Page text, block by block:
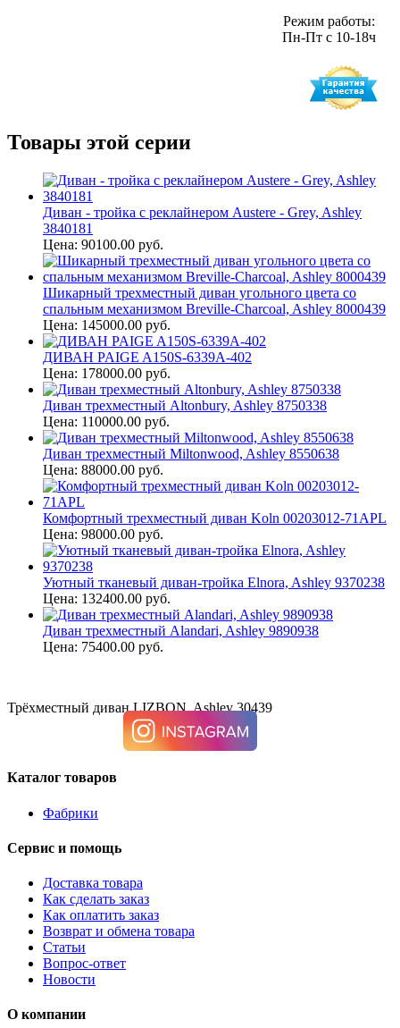
Режим работы:
Пн-Пт с 10-18ч
Товары этой серии
Диван - тройка с реклайнером Austere - Grey, Ashley
3840181
Цена: 90100.00 руб.
Шикарный трехместный диван угольного цвета cо
спальным механизмом Breville-Charcoal, Ashley 8000439
Цена: 145000.00 руб.
ДИВАН PAIGE A150S-6339A-402
Цена: 178000.00 руб.
Диван трехместный Altonbury, Ashley 8750338
Цена: 110000.00 руб.
Диван трехместный Miltonwood, Ashley 8550638
Цена: 88000.00 руб.
Комфортный трехместный диван Koln 00203012-71APL
Цена: 98000.00 руб.
Уютный тканевый диван-тройка Elnora, Ashley 9370238
Цена: 132400.00 руб.
Диван трехместный Alandari, Ashley 9890938
Цена: 75400.00 руб.
Трёхместный диван LIZBON, Ashley 30439
Каталог товаров
Фабрики
Сервис и помощь
Доставка товара
Как сделать заказ
Как оплатить заказ
Возврат и обмена товара
Статьи
Вопрос-ответ
Новости
О компании